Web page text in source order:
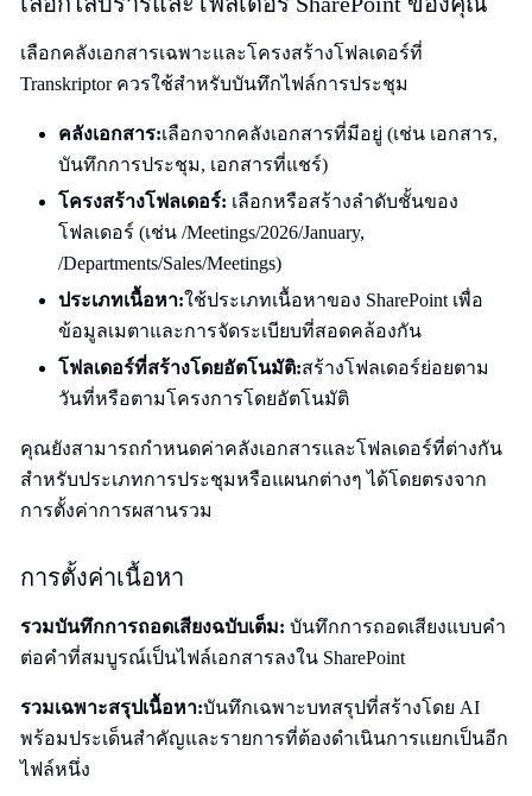
เลือกคลังเอกสารเฉพาะและโครงสร้างโฟลเดอร์ที่
Transkriptor ควรใช้สำหรับบันทึกไฟล์การประชุม
คลังเอกสาร:เลือกจากคลังเอกสารที่มีอยู่ (เช่น เอกสาร,
บันทึกการประชุม, เอกสารที่แชร์)
โครงสร้างโฟลเดอร์: เลือกหรือสร้างลำดับชั้นของ
โฟลเดอร์ (เช่น /Meetings/2026/January,
/Departments/Sales/Meetings)
ประเภทเนื้อหา:ใช้ประเภทเนื้อหาของ SharePoint เพื่อ
ข้อมูลเมตาและการจัดระเบียบที่สอดคล้องกัน
โฟลเดอร์ที่สร้างโดยอัตโนมัติ:สร้างโฟลเดอร์ย่อยตาม
วันที่หรือตามโครงการโดยอัตโนมัติ
คุณยังสามารถกำหนดค่าคลังเอกสารและโฟลเดอร์ที่ต่างกัน
สำหรับประเภทการประชุมหรือแผนกต่างๆ ได้โดยตรงจาก
การตั้งค่าการผสานรวม
การตั้งค่าเนื้อหา
รวมบันทึกการถอดเสียงฉบับเต็ม: บันทึกการถอดเสียงแบบคำ
ต่อคำที่สมบูรณ์เป็นไฟล์เอกสารลงใน SharePoint
รวมเฉพาะสรุปเนื้อหา:บันทึกเฉพาะบทสรุปที่สร้างโดย AI
พร้อมประเด็นสำคัญและรายการที่ต้องดำเนินการแยกเป็นอีก
ไฟล์หนึ่ง